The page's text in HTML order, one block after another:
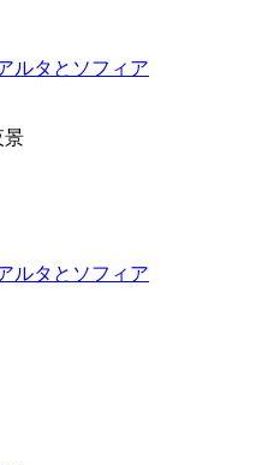
ルタとソフィア
景
ルタとソフィア